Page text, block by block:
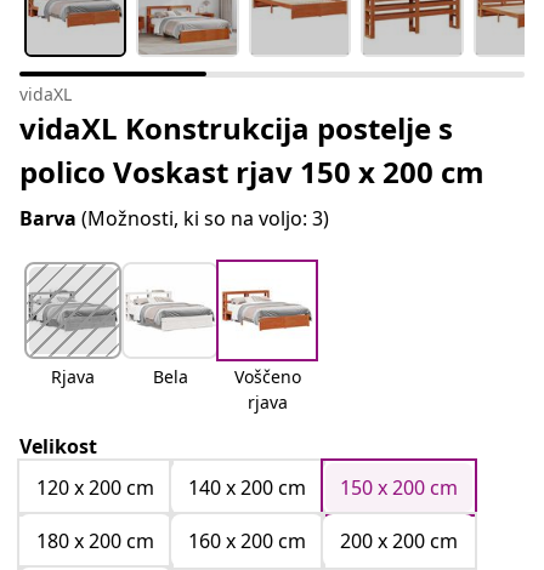
vidaXL
vidaXL Konstrukcija postelje s
polico Voskast rjav 150 x 200 cm
Barva (Možnosti, ki so na voljo: 3)
Rjava Bela
Voščeno
rjava
Velikost
120 x 200 cm
140 x 200 cm
150 x 200 cm
180 x 200 cm
160 x 200 cm
200 x 200 cm